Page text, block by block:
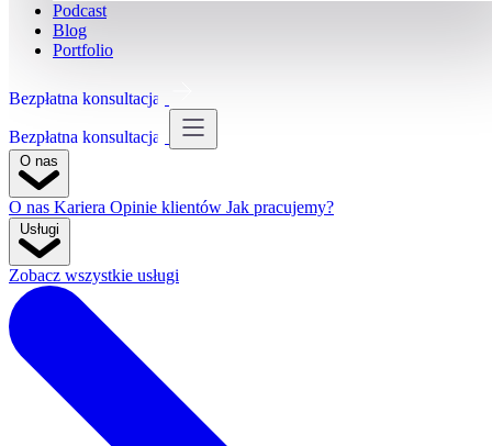
Podcast
Blog
Portfolio
Bezpłatna konsultacja
Bezpłatna konsultacja
O nas Kariera Opinie klientów Jak pracujemy?
Zobacz wszystkie usługi